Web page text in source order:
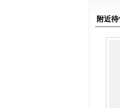
附近